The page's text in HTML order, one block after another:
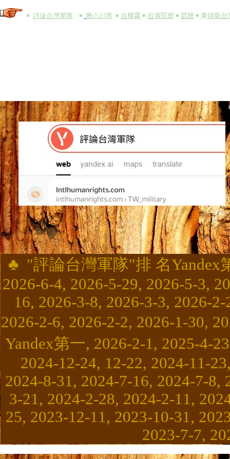
￭ 評論台灣軍隊 ￭ 擔心川普 ￭ 台積電 ￭ 台灣防禦 ￭ 武統 ￭ 美保衛台
♣ "評論台灣軍隊"排 名Yandex
2026-6-4, 2026-5-29, 2026-5-3,
16, 2026-3-8, 2026-3-3, 2026-
2026-2-6, 2026-2-2, 2026-1-30,
Yandex第一, 2026-2-1, 2025-4-
2024-12-24, 12-22, 2024-11-
2024-8-31, 2024-7-16, 2024-7-8,
3-21, 2024-2-28, 2024-2-11,
25, 2023-12-11, 2023-10-31,
2023-7-7,